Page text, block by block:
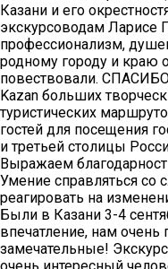
Казани и его
экскурсоводам Ларисе
профессионализм,
родному городу и краю
повествовали.
Kazan больших
туристических
гостей для посещения
и третьей столицы
Выражаем
Умение справляться
реагировать на
Были в Казани 3-4
впечатление, нам
замечательные!